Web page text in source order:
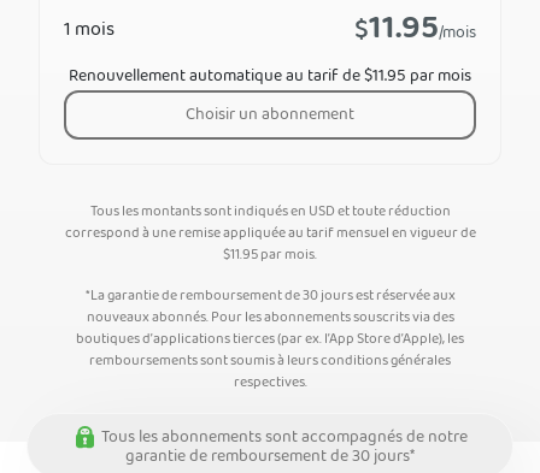
1 mois $11.95/mois
Renouvellement automatique au tarif de $11.95 par mois
Choisir un abonnement
Tous les montants sont indiqués en USD et toute réduction
correspond à une remise appliquée au tarif mensuel en vigueur de
$11.95par mois.
*La garantie de remboursement de 30 jours est réservée aux
nouveaux abonnés. Pour les abonnements souscrits via des
boutiques d’applications tierces (par ex. l’App Store d’Apple), les
remboursements sont soumis à leurs conditions générales
respectives.
Tous les abonnements sont accompagnés de notre
garantie de remboursement de 30 jours*